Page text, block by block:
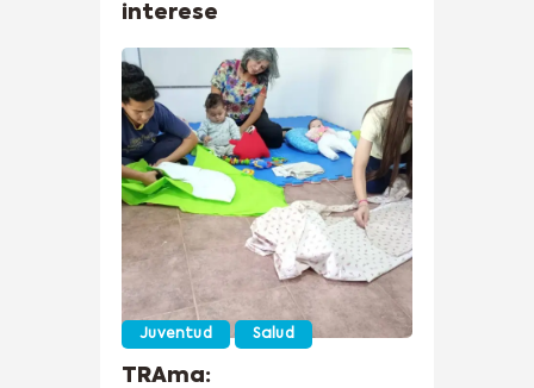
interese
Juventud Salud
TRAma: